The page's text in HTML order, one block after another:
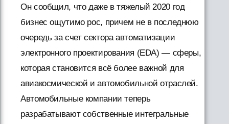
Он сообщил, что даже в тяжелый 2020 год
бизнес ощутимо рос, причем не в последнюю
очередь за счет сектора автоматизации
электронного проектирования (EDA) — сферы,
которая становится всё более важной для
авиакосмической и автомобильной отраслей.
Автомобильные компании теперь
разрабатывают собственные интегральные